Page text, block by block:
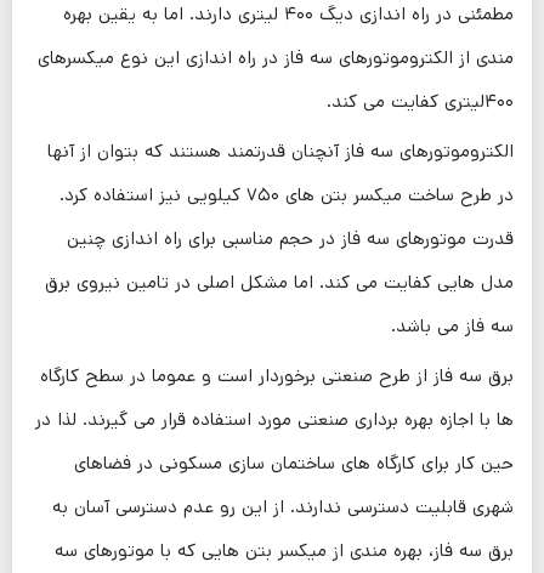
مطمئنی در راه اندازی دیگ ۴۰۰ لیتری دارند. اما به یقین بهره‌
مندی از الکتروموتورهای سه فاز در راه اندازی این نوع میکسرهای
۴۰۰لیتری کفایت می‌ کند.
الکتروموتورهای سه فاز آنچنان قدرتمند هستند که بتوان از آنها
در طرح ساخت میکسر بتن های ۷۵۰ کیلویی نیز استفاده کرد.
قدرت موتورهای سه فاز در حجم مناسبی برای راه‌ اندازی چنین
مدل ‌هایی کفایت می ‌کند. اما مشکل اصلی در تامین نیروی برق
سه فاز می باشد.
برق سه فاز از طرح صنعتی برخوردار است و عموما در سطح کارگاه
ها با اجازه بهره برداری صنعتی مورد استفاده قرار می گیرند. لذا در
حین کار برای کارگاه های ساختمان سازی مسکونی در فضاهای
شهری قابلیت دسترسی ندارند. از این رو عدم دسترسی آسان به
برق سه فاز، بهره‌ مندی از میکسر بتن هایی که با موتورهای سه